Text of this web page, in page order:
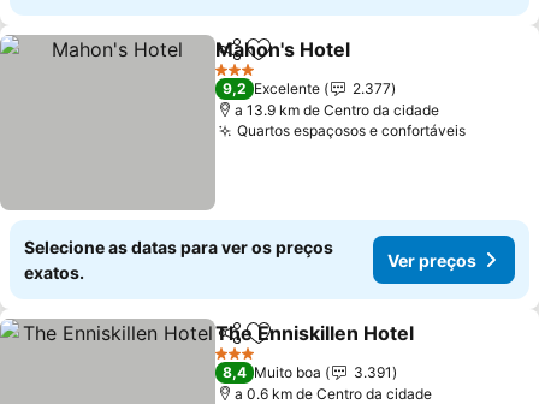
PartilharAdicionar aos favoritos
Mahon's Hotel
3 Estrelas
9,2 Excelente
2.377
a 13.9 km de Centro da cidade
Quartos espaçosos e confortáveis
Selecione as datas para ver os preços
exatos.
Ver preços
PartilharAdicionar aos favoritos
The Enniskillen Hotel
3 Estrelas
8,4 Muito boa
3.391
a 0.6 km de Centro da cidade